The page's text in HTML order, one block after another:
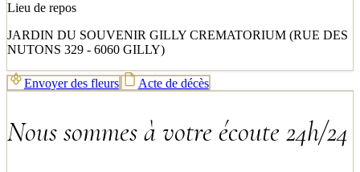
Lieu de repos
JARDIN DU SOUVENIR GILLY CREMATORIUM (RUE DES
NUTONS 329 - 6060 GILLY)
Envoyer des fleurs Acte de décès
Nous sommes à votre écoute 24h/24